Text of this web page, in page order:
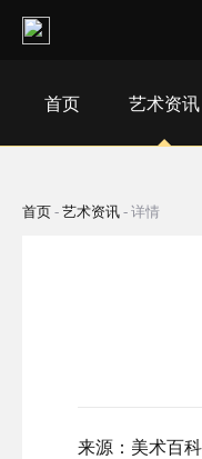
首页 艺术资讯
首页 - 艺术资讯 - 详情
来源：美术百